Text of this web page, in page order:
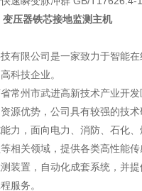
压器铁芯接地监测主机
有限公司是一家致力于智能在
科技企业。
常州市武进高新技术产业开
源优势，公司具有较强的技
力，面向电力、消防、石化、
相关领域，提供各类高性能
装置，自动化成套系统，并
服务。